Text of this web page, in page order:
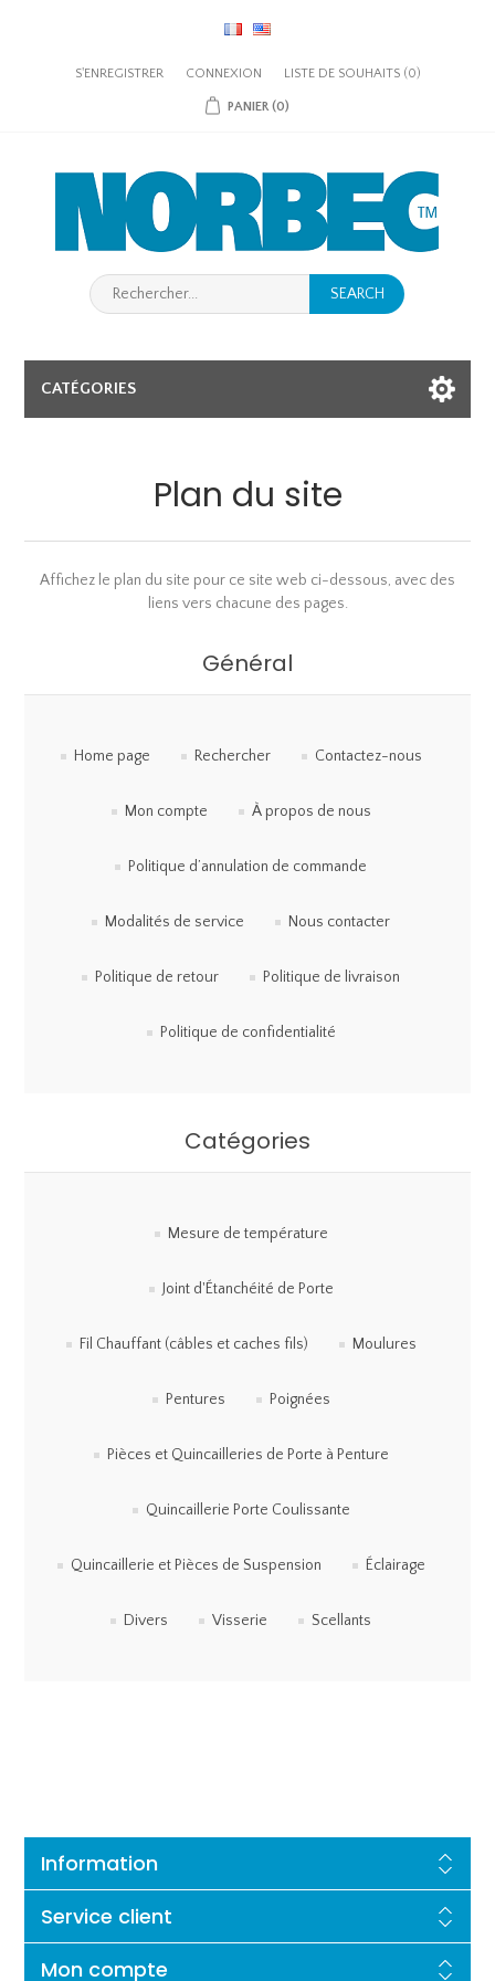
S'ENREGISTRER CONNEXION LISTE DE SOUHAITS (0)
PANIER (0)
SEARCH
CATÉGORIES
Plan du site
Affichez le plan du site pour ce site web ci-dessous, avec des
liens vers chacune des pages.
Général
Home page Rechercher Contactez-nous
Mon compte À propos de nous
Politique d’annulation de commande
Modalités de service Nous contacter
Politique de retour Politique de livraison
Politique de confidentialité
Catégories
Mesure de température
Joint d'Étanchéité de Porte
Fil Chauffant (câbles et caches fils) Moulures
Pentures Poignées
Pièces et Quincailleries de Porte à Penture
Quincaillerie Porte Coulissante
Quincaillerie et Pièces de Suspension Éclairage
Divers Visserie Scellants
Information
Service client
Mon compte